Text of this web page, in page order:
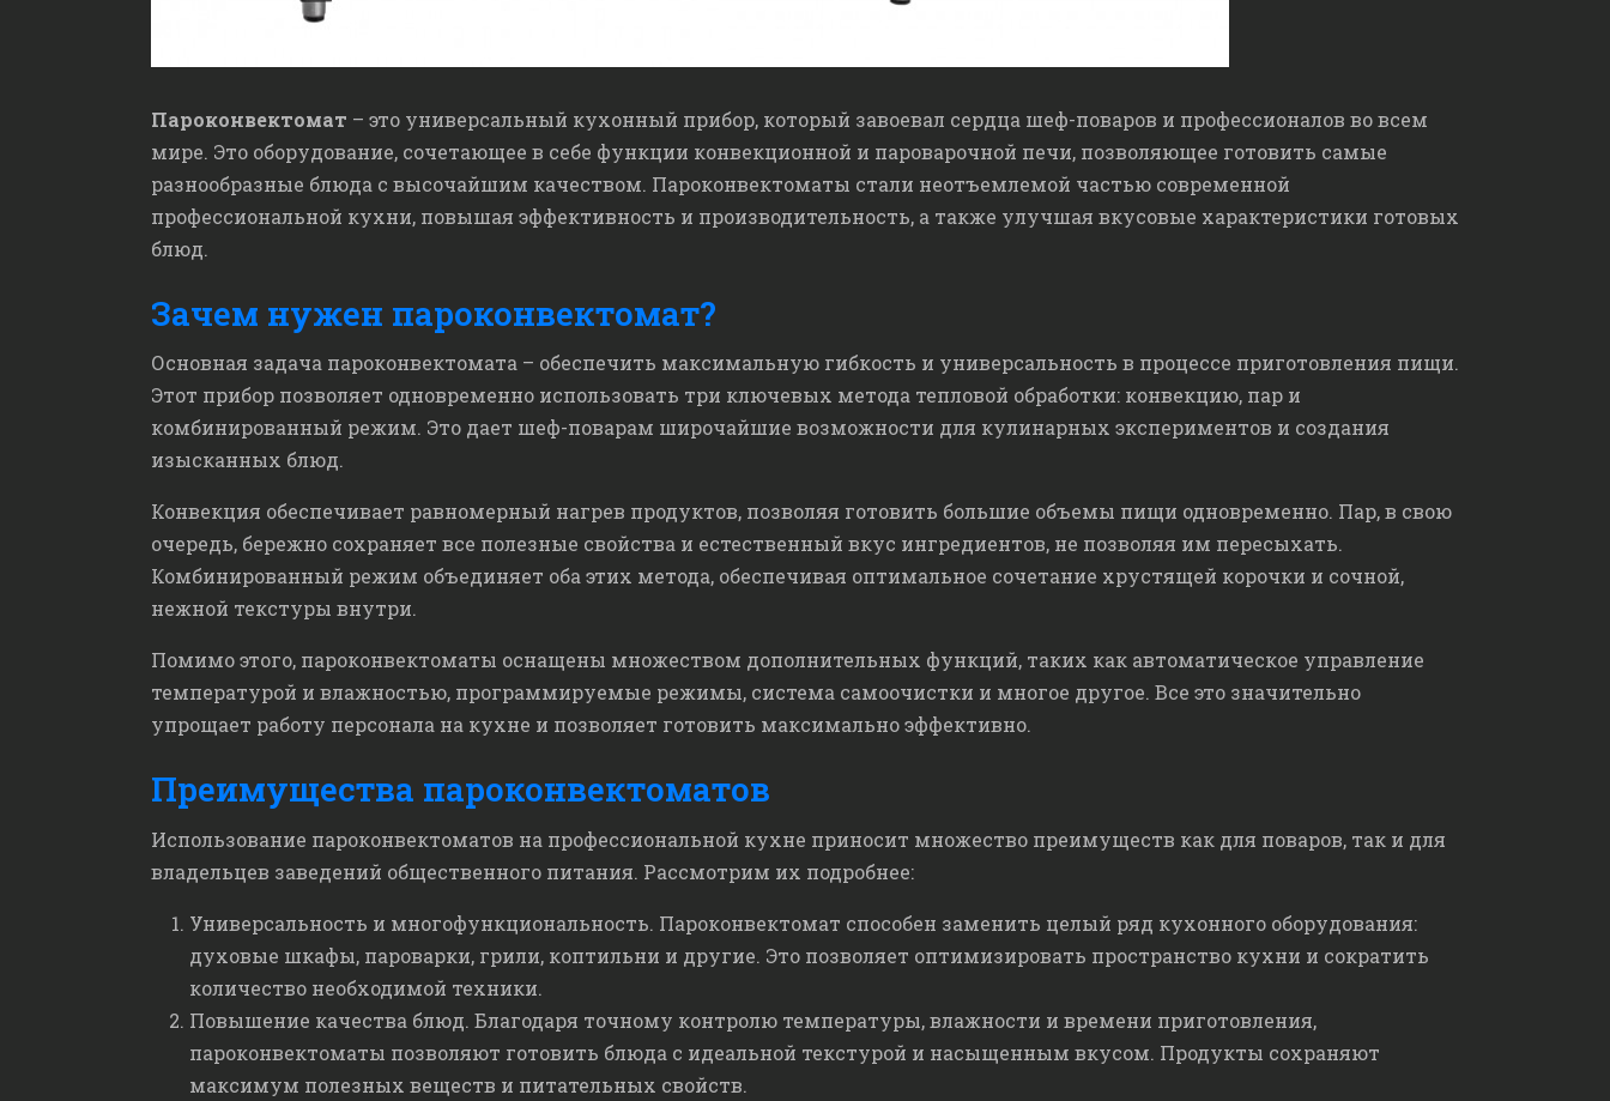
Пароконвектомат – это универсальный кухонный прибор, который завоевал сердца шеф-поваров и профессионалов во всем
мире. Это оборудование, сочетающее в себе функции конвекционной и пароварочной печи, позволяющее готовить самые
разнообразные блюда с высочайшим качеством. Пароконвектоматы стали неотъемлемой частью современной
профессиональной кухни, повышая эффективность и производительность, а также улучшая вкусовые характеристики готовых
блюд.
Зачем нужен пароконвектомат?
Основная задача пароконвектомата – обеспечить максимальную гибкость и универсальность в процессе приготовления пищи.
Этот прибор позволяет одновременно использовать три ключевых метода тепловой обработки: конвекцию, пар и
комбинированный режим. Это дает шеф-поварам широчайшие возможности для кулинарных экспериментов и создания
изысканных блюд.
Конвекция обеспечивает равномерный нагрев продуктов, позволяя готовить большие объемы пищи одновременно. Пар, в свою
очередь, бережно сохраняет все полезные свойства и естественный вкус ингредиентов, не позволяя им пересыхать.
Комбинированный режим объединяет оба этих метода, обеспечивая оптимальное сочетание хрустящей корочки и сочной,
нежной текстуры внутри.
Помимо этого, пароконвектоматы оснащены множеством дополнительных функций, таких как автоматическое управление
температурой и влажностью, программируемые режимы, система самоочистки и многое другое. Все это значительно
упрощает работу персонала на кухне и позволяет готовить максимально эффективно.
Преимущества пароконвектоматов
Использование пароконвектоматов на профессиональной кухне приносит множество преимуществ как для поваров, так и для
владельцев заведений общественного питания. Рассмотрим их подробнее:
Универсальность и многофункциональность. Пароконвектомат способен заменить целый ряд кухонного оборудования:
духовые шкафы, пароварки, грили, коптильни и другие. Это позволяет оптимизировать пространство кухни и сократить
количество необходимой техники.
Повышение качества блюд. Благодаря точному контролю температуры, влажности и времени приготовления,
пароконвектоматы позволяют готовить блюда с идеальной текстурой и насыщенным вкусом. Продукты сохраняют
максимум полезных веществ и питательных свойств.